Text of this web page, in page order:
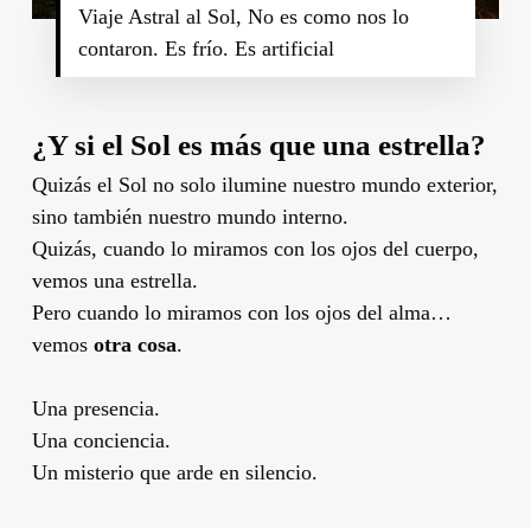
Viaje Astral al Sol, No es como nos lo
contaron. Es frío. Es artificial
¿Y si el Sol es más que una estrella?
Quizás el Sol no solo ilumine nuestro mundo exterior,
sino también nuestro mundo interno.
Quizás, cuando lo miramos con los ojos del cuerpo,
vemos una estrella.
Pero cuando lo miramos con los ojos del alma…
vemos otra cosa.
Una presencia.
Una conciencia.
Un misterio que arde en silencio.